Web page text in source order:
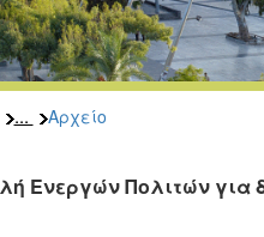
... Αρχείο
Ενεργών Πολιτών για